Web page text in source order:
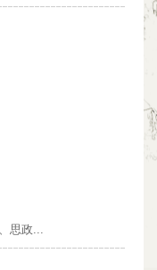
思政...